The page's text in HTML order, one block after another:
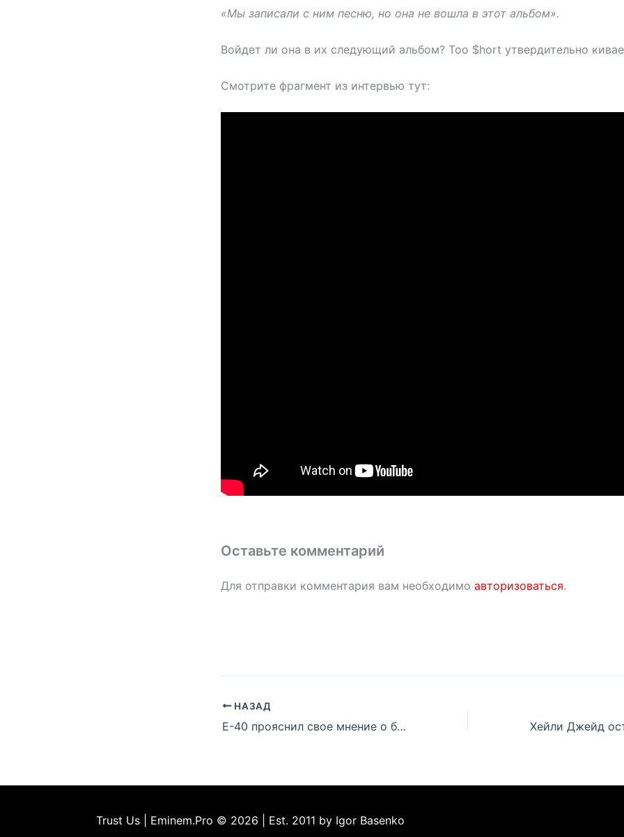
«Мы записали с ним песню, но она не вошла в этот альбом».
Войдет ли она в их следующий альбом? Too $hort утвердительно
Смотрите фрагмент из интервью тут:
Оставьте комментарий
Для отправки комментария вам необходимо авторизоваться.
НАЗАД
E-40 прояснил свое мнение о баттле Эминема и Басты Раймз, он и Ice Cube хотят записать трек с Эмом
Trust Us | Eminem.Pro © 2026 | Est. 2011 by Igor Basenko